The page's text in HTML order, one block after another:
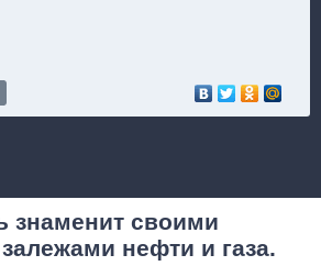
знаменит своими
нефти и газа.